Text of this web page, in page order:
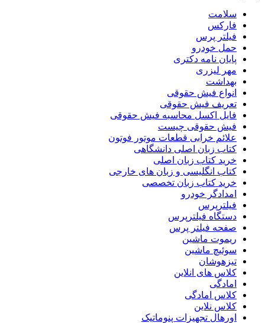
سلامت
فارکس
فیلتر پرس
حمل خودرو
پایان نامه دکتری
مهر لیزری
بهداشت
انواع فیش حقوقی
تعریف فیش حقوقی
فایل اکسل محاسبه فیش حقوقی
فیش حقوقی چیست
علائم خرابی قطعات موتور فوتون
کتاب زبان اصلی دانشگاهی
خرید کتاب زبان اصلی
کتاب انگلیسی و زبان های خارجی
خرید کتاب زبان تخصصی
امدادگر خودرو
فیلترپرس
دستگاه فیلترپرس
صفحه فیلتر پرس
ریموت ماشین
سوئیچ ماشین
تیزهوشان
کلاس های انلاین
امادگی
کلاس امادگی
کلاس نلاین
اورهال تجهیزات پنوماتیک